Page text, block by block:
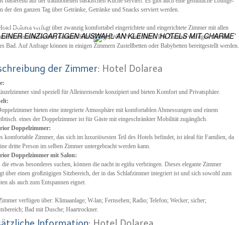
WELTWEIT
EINZIGARTIGEN AUSWAHL AN KLEINEN HOTELS MIT CHARME’
der den ganzen Tag über Getränke, Getränke und Snacks serviert werden.
Dolorea verfügt über zwanzig komfortabel eingerichtete und eingerichtete Zimmer mit allen
Annehmlichkeiten, darunter Klimaanlage, WLAN und Safes. Die Zimmer verfügen über ein
Bad. Auf Anfrage können in einigen Zimmern Zustellbetten oder Babybetten bereitgestellt werden.
der Zimmer: Hotel Dolarea
sind speziell für Alleinreisende konzipiert und bieten Komfort und Privatsphäre.
bieten eine integrierte Atmosphäre mit komfortablen Abmessungen und einem
eines der Doppelzimmer ist für Gäste mit eingeschränkter Mobilität zugänglich.
Doppelzimmer:
komfortable Zimmer, das sich im luxuriösesten Teil des Hotels befindet, ist ideal für Familien, da
dritte Person im selben Zimmer untergebracht werden kann.
Doppelzimmer mit Salon:
die etwas besonderes suchen, können die nacht in egiñu verbringen. Dieses elegante Zimmer
über einen großzügigen Sitzbereich, der in das Schlafzimmer integriert ist und sich sowohl zum
als auch zum Entspannen eignet.
verfügen über: Klimaanlage; W-lan; Fernsehen; Radio; Telefon; Wecker; sicher;
Bad mit Dusche; Haartrockner.